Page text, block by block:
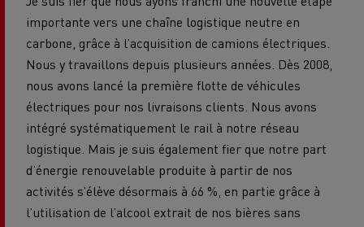
importante vers une chaîne logistique neutre en
carbone, grâce à l’acquisition de camions électriques.
Nous y travaillons depuis plusieurs années. Dès 2008,
nous avons lancé la première flotte de véhicules
électriques pour nos livraisons clients. Nous avons
intégré systématiquement le rail à notre réseau
logistique. Mais je suis également fier que notre part
d’énergie renouvelable produite à partir de nos
activités s’élève désormais à 66 %, en partie grâce à
l’utilisation de l’alcool extrait de nos bières sans